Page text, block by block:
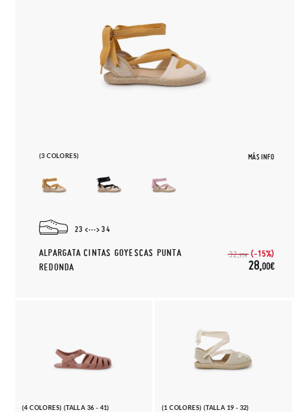
(3 COLORES) MÁS INFO
23 34
ALPARGATA CINTAS GOYESCAS PUNTA
REDONDA
32,95€ (-15%)
28,00€
(4 COLORES) (TALLA 36 - 41) (1 COLORES) (TALLA 19 - 32)